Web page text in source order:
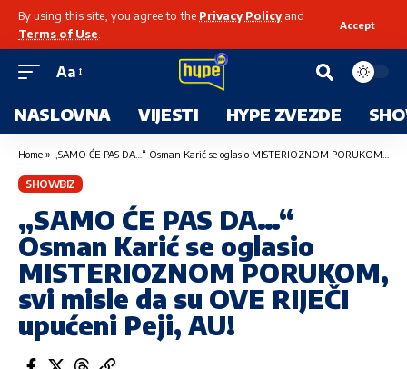
By using this site, you agree to the Privacy Policyand
Terms of Use
Accept
Aa
NASLOVNA VIJESTI HYPE ZVEZDE
Home » „SAMO ĆE PAS DA…“ Osman Karić se oglasio MISTERIOZNOM PORUKOM, svi misle da su OVE RIJEČI upućeni Peji, AU!
SHOWBIZ
„SAMO ĆE PAS DA…“
Osman Karić se oglasio
MISTERIOZNOM PORUKOM,
svi misle da su OVE RIJEČI
upućeni Peji, AU!